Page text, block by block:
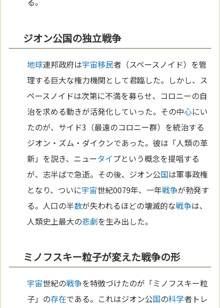
ジオン公国の独立戦争
地球連邦政府は宇宙移民者（スペースノイド）を管
理する巨大な権力機関として君臨した。しかし、ス
ペースノイドは次第に不満を募らせ、コロニーの自
治を求める動きが活発化していった。その中心にい
たのが、サイド3（最遠のコロニー群）を統治する
ジオン・ズム・ダイクンであった。彼は「人類の革
新」を説き、ニュータイプという概念を提唱する
が、志半ばで急逝。その後、ジオン公国は軍事政権
となり、ついに宇宙世紀0079年、一年戦争が勃発す
る。人口の半数が失われるほどの壊滅的な戦争は、
人類史上最大の悲劇を生み出した。
ミノフスキー粒子が変えた戦争の形
宇宙世紀の戦争を特徴づけたのが「ミノフスキー粒
子」の存在である。これはジオン公国の科学者トレ